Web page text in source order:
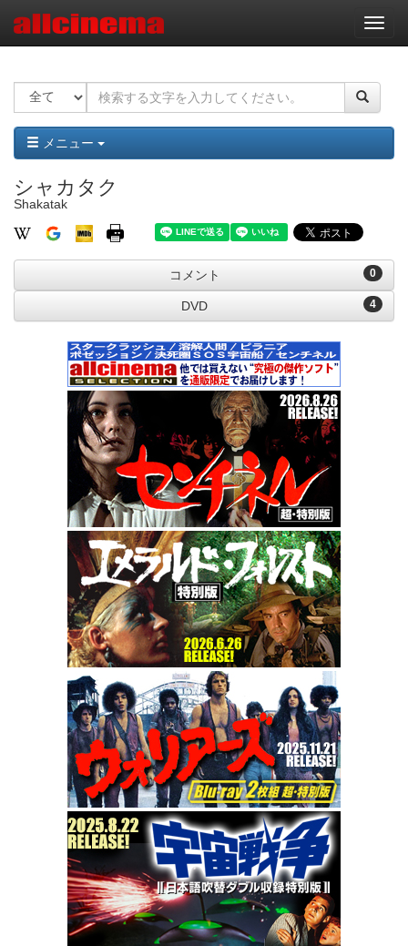
ナ
ビ
ー
ョ
ン
メニュー
シャカタク
Shakatak
0
コメント
4
DVD